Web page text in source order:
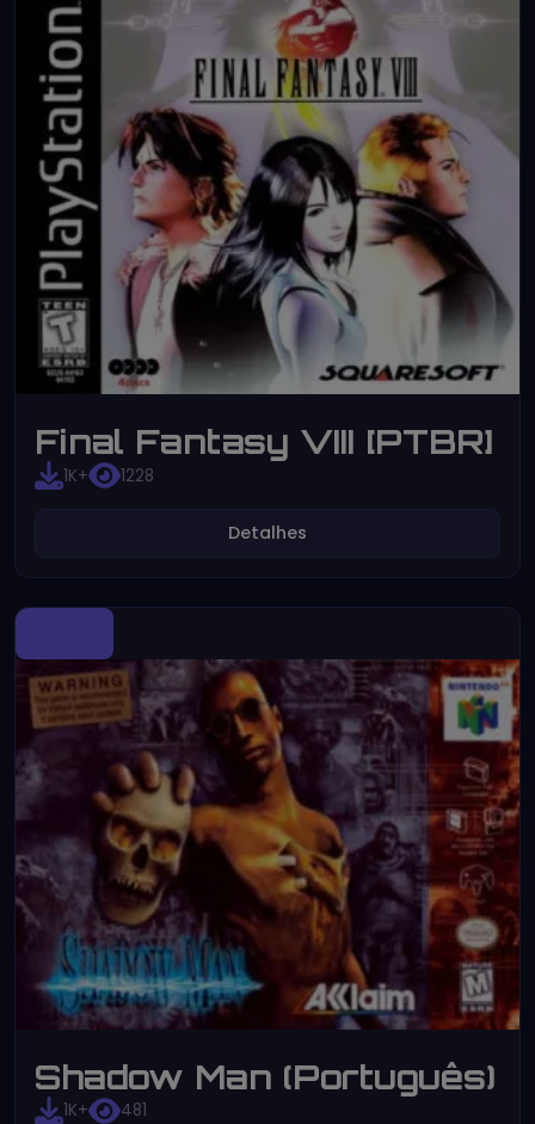
Final Fantasy VIII [PTBR]
1K+ 1228
Detalhes
Shadow Man (Português)
1K+ 481